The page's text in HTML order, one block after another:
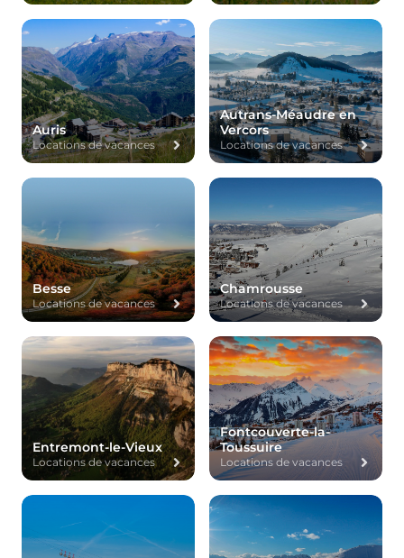
Auris
Locations de vacances
Autrans-Méaudre en
Vercors
Locations de vacances
Besse
Locations de vacances
Chamrousse
Locations de vacances
Entremont-le-Vieux
Locations de vacances
Fontcouverte-la-
Toussuire
Locations de vacances